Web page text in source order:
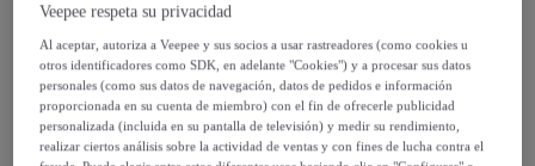
39, €
-48%
Vendido porDiempi
Veepee respeta su privacidad
Al aceptar, autoriza a Veepee y sus socios a usar rastreadores (como cookies u
otros identificadores como SDK, en adelante "Cookies") y a procesar sus datos
personales (como sus datos de navegación, datos de pedidos e información
proporcionada en su cuenta de miembro) con el fin de ofrecerle publicidad
personalizada (incluida en su pantalla de televisión) y medir su rendimiento,
realizar ciertos análisis sobre la actividad de ventas y con fines de lucha contra el